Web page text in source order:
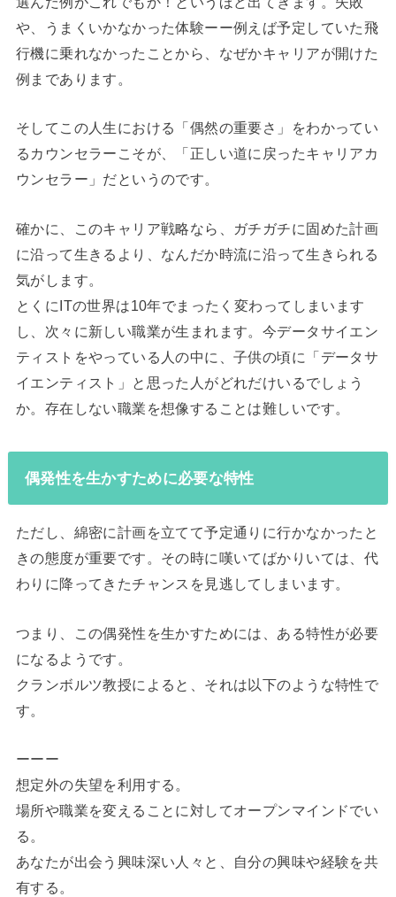
や、うまくいかなかった体験ーー例えば予定していた飛
行機に乗れなかったことから、なぜかキャリアが開けた
例まであります。
そしてこの人生における「偶然の重要さ」をわかってい
るカウンセラーこそが、「正しい道に戻ったキャリアカ
ウンセラー」だというのです。
確かに、このキャリア戦略なら、ガチガチに固めた計画
に沿って生きるより、なんだか時流に沿って生きられる
気がします。
とくにITの世界は10年でまったく変わってしまいます
し、次々に新しい職業が生まれます。今データサイエン
ティストをやっている人の中に、子供の頃に「データサ
イエンティスト」と思った人がどれだけいるでしょう
か。存在しない職業を想像することは難しいです。
偶発性を生かすために必要な特性
ただし、綿密に計画を立てて予定通りに行かなかったと
きの態度が重要です。その時に嘆いてばかりいては、代
わりに降ってきたチャンスを見逃してしまいます。
つまり、この偶発性を生かすためには、ある特性が必要
になるようです。
クランボルツ教授によると、それは以下のような特性で
す。
ーーー
想定外の失望を利用する。
場所や職業を変えることに対してオープンマインドでい
る。
あなたが出会う興味深い人々と、自分の興味や経験を共
有する。